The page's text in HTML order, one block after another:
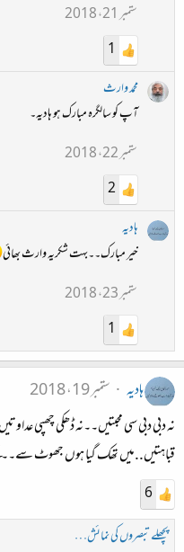
ستمبر 21، 2018
1
محمد وارث
آپ کو سالگرہ مبارک ہو ہادیہ۔
ستمبر 22، 2018
2
ہادیہ
خیر مبارک۔۔بہت شکریہ وارث بھائی
ستمبر 23، 2018
1
ہادیہ
ستمبر 19، 2018
نہ دبی دبی سی محبتیں۔۔نہ ڈھکی چھپی
قباہتیں..میں تھک گیا ہوں جھوٹ
6
پچھلے تبصروں کی نمائش…